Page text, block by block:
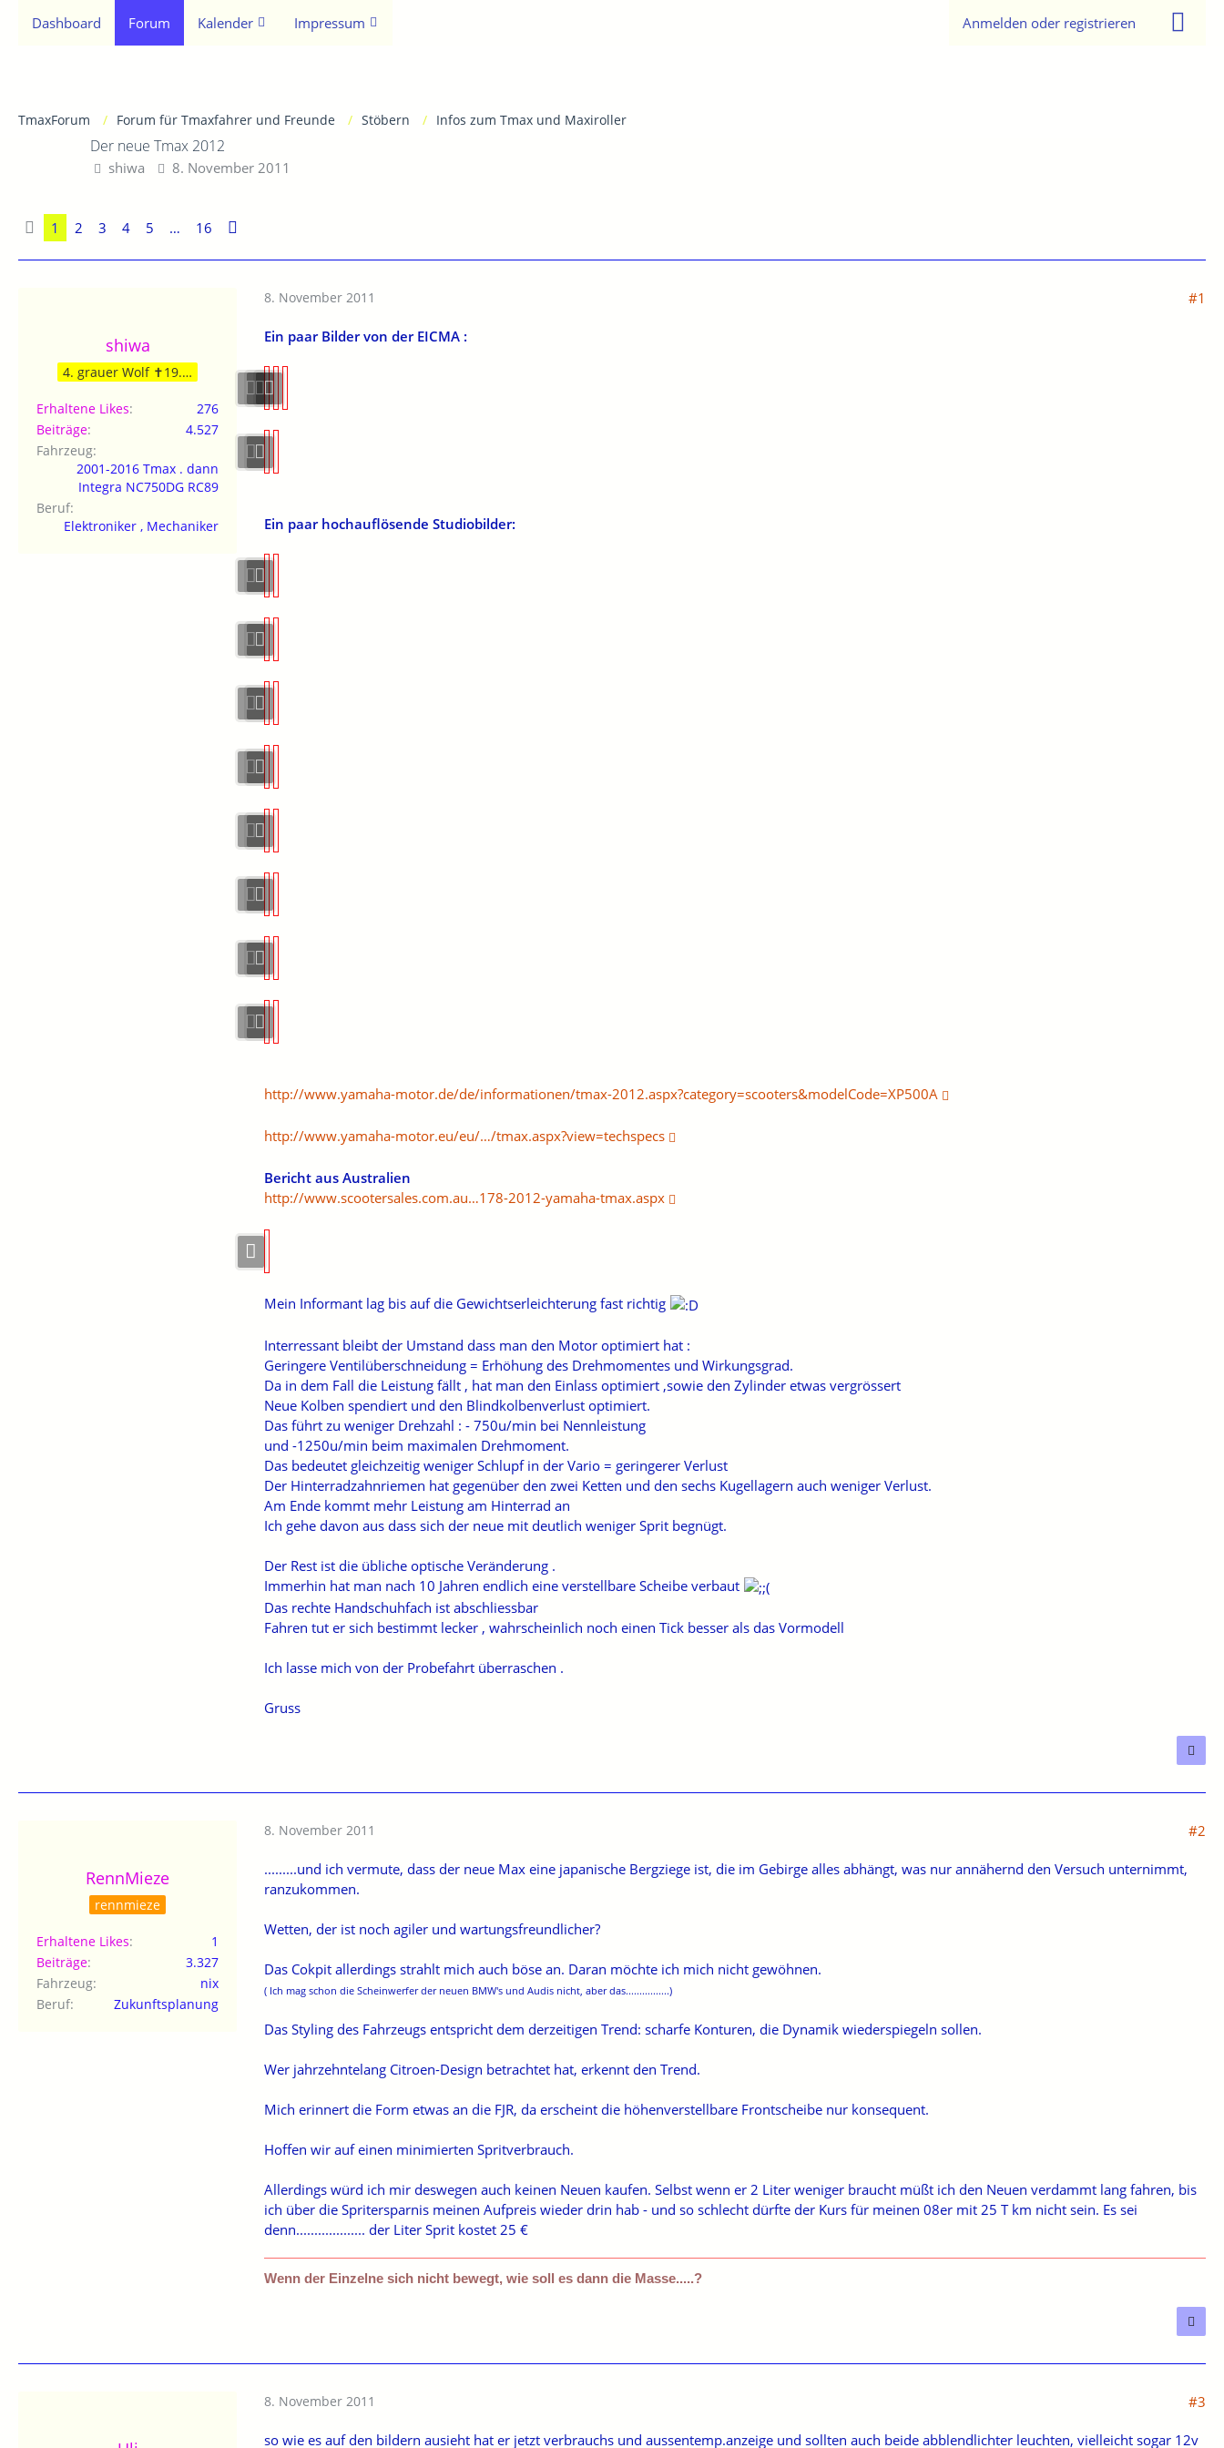
Dashboard Forum Kalender Impressum Anmelden oder registrieren
TmaxForum Forum für Tmaxfahrer und Freunde Stöbern Infos zum Tmax und Maxiroller
Der neue Tmax 2012
shiwa 8. November 2011
1 2 3 4 5 … 16
shiwa
4. grauer Wolf ✝19.09.24
Erhaltene Likes
276
Beiträge
4.527
Fahrzeug
2001-2016 Tmax . dann
Integra NC750DG RC89
Beruf
Elektroniker , Mechaniker
8. November 2011 #1
Ein paar Bilder von der EICMA :
Ein paar hochauflösende Studiobilder:
http://www.yamaha-motor.de/de/informationen/tmax-2012.aspx?category=scooters&modelCode=XP500A
http://www.yamaha-motor.eu/eu/…/tmax.aspx?view=techspecs
Bericht aus Australien
http://www.scootersales.com.au…178-2012-yamaha-tmax.aspx
Mein Informant lag bis auf die Gewichtserleichterung fast richtig
Interressant bleibt der Umstand dass man den Motor optimiert hat :
Geringere Ventilüberschneidung = Erhöhung des Drehmomentes und Wirkungsgrad.
Da in dem Fall die Leistung fällt , hat man den Einlass optimiert ,sowie den Zylinder etwas vergrössert
Neue Kolben spendiert und den Blindkolbenverlust optimiert.
Das führt zu weniger Drehzahl : - 750u/min bei Nennleistung
und -1250u/min beim maximalen Drehmoment.
Das bedeutet gleichzeitig weniger Schlupf in der Vario = geringerer Verlust
Der Hinterradzahnriemen hat gegenüber den zwei Ketten und den sechs Kugellagern auch weniger Verlust.
Am Ende kommt mehr Leistung am Hinterrad an
Ich gehe davon aus dass sich der neue mit deutlich weniger Sprit begnügt.
Der Rest ist die übliche optische Veränderung .
Immerhin hat man nach 10 Jahren endlich eine verstellbare Scheibe verbaut
Das rechte Handschuhfach ist abschliessbar
Fahren tut er sich bestimmt lecker , wahrscheinlich noch einen Tick besser als das Vormodell
Ich lasse mich von der Probefahrt überraschen .
Gruss
RennMieze
rennmieze
Erhaltene Likes
1
Beiträge
3.327
Fahrzeug
nix
Beruf
Zukunftsplanung
8. November 2011 #2
.........und ich vermute, dass der neue Max eine japanische Bergziege ist, die im Gebirge alles abhängt, was nur annähernd den Versuch unternimmt,
ranzukommen.
Wetten, der ist noch agiler und wartungsfreundlicher?
Das Cokpit allerdings strahlt mich auch böse an. Daran möchte ich mich nicht gewöhnen.
( Ich mag schon die Scheinwerfer der neuen BMW's und Audis nicht, aber das................)
Das Styling des Fahrzeugs entspricht dem derzeitigen Trend: scharfe Konturen, die Dynamik wiederspiegeln sollen.
Wer jahrzehntelang Citroen-Design betrachtet hat, erkennt den Trend.
Mich erinnert die Form etwas an die FJR, da erscheint die höhenverstellbare Frontscheibe nur konsequent.
Hoffen wir auf einen minimierten Spritverbrauch.
Allerdings würd ich mir deswegen auch keinen Neuen kaufen. Selbst wenn er 2 Liter weniger braucht müßt ich den Neuen verdammt lang fahren, bis
ich über die Spritersparnis meinen Aufpreis wieder drin hab - und so schlecht dürfte der Kurs für meinen 08er mit 25 T km nicht sein. Es sei
denn................... der Liter Sprit kostet 25 €
Wenn der Einzelne sich nicht bewegt, wie soll es dann die Masse.....?
8. November 2011 #3
so wie es auf den bildern ausieht hat er jetzt verbrauchs und aussentemp.anzeige und sollten auch beide abblendlichter leuchten, vielleicht sogar 12v